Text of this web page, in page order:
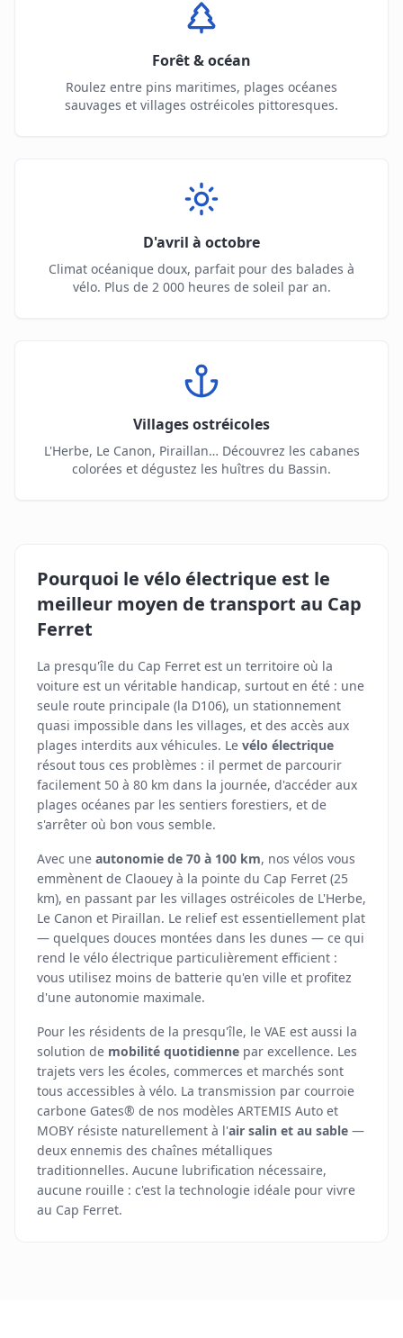
Forêt & océan
Roulez entre pins maritimes, plages océanes
sauvages et villages ostréicoles pittoresques.
D'avril à octobre
Climat océanique doux, parfait pour des balades à
vélo. Plus de 2 000 heures de soleil par an.
Villages ostréicoles
L'Herbe, Le Canon, Piraillan… Découvrez les cabanes
colorées et dégustez les huîtres du Bassin.
Pourquoi le vélo électrique est le
meilleur moyen de transport au Cap
Ferret
La presqu'île du Cap Ferret est un territoire où la
voiture est un véritable handicap, surtout en été : une
seule route principale (la D106), un stationnement
quasi impossible dans les villages, et des accès aux
plages interdits aux véhicules. Le vélo électrique
résout tous ces problèmes : il permet de parcourir
facilement 50 à 80 km dans la journée, d'accéder aux
plages océanes par les sentiers forestiers, et de
s'arrêter où bon vous semble.
Avec une autonomie de 70 à 100 km, nos vélos vous
emmènent de Claouey à la pointe du Cap Ferret (25
km), en passant par les villages ostréicoles de L'Herbe,
Le Canon et Piraillan. Le relief est essentiellement plat
— quelques douces montées dans les dunes — ce qui
rend le vélo électrique particulièrement efficient :
vous utilisez moins de batterie qu'en ville et profitez
d'une autonomie maximale.
Pour les résidents de la presqu'île, le VAE est aussi la
solution de mobilité quotidienne par excellence. Les
trajets vers les écoles, commerces et marchés sont
tous accessibles à vélo. La transmission par courroie
carbone Gates® de nos modèles ARTEMIS Auto et
MOBY résiste naturellement à l'air salin et au sable —
deux ennemis des chaînes métalliques
traditionnelles. Aucune lubrification nécessaire,
aucune rouille : c'est la technologie idéale pour vivre
au Cap Ferret.